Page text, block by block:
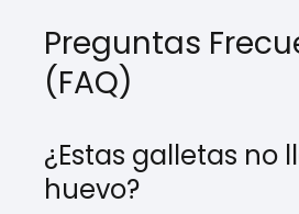
Preguntas
(FAQ)
¿Estas galletas no
huevo?